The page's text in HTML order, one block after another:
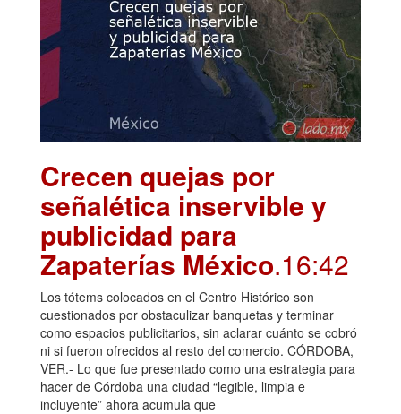
Crecen quejas por
señalética inservible y
publicidad para
Zapaterías México.16:42
Los tótems colocados en el Centro Histórico son
cuestionados por obstaculizar banquetas y terminar
como espacios publicitarios, sin aclarar cuánto se cobró
ni si fueron ofrecidos al resto del comercio. CÓRDOBA,
VER.- Lo que fue presentado como una estrategia para
hacer de Córdoba una ciudad “legible, limpia e
incluyente” ahora acumula que